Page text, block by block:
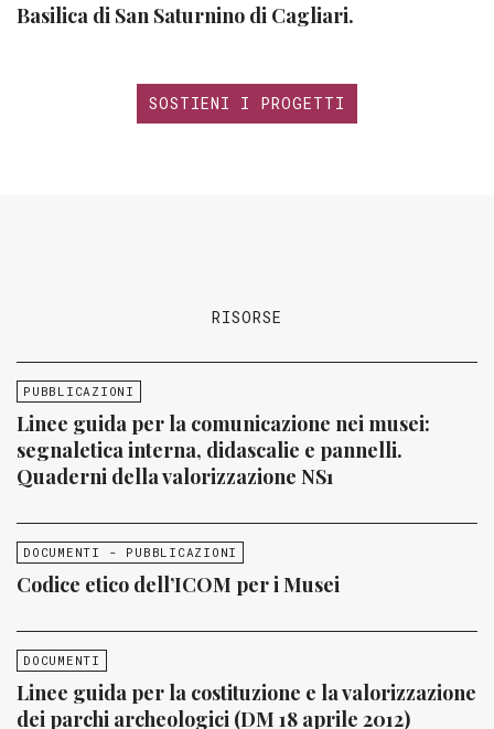
Basilica di San Saturnino di Cagliari.
SOSTIENI I PROGETTI
RISORSE
PUBBLICAZIONI
Linee guida per la comunicazione nei musei:
segnaletica interna, didascalie e pannelli.
Quaderni della valorizzazione NS1
DOCUMENTI - PUBBLICAZIONI
Codice etico dell’ICOM per i Musei
DOCUMENTI
Linee guida per la costituzione e la valorizzazione
dei parchi archeologici (DM 18 aprile 2012)